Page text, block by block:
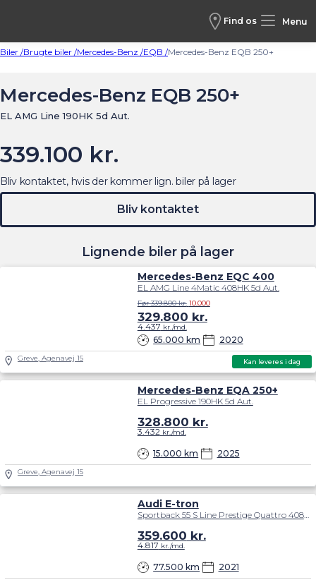
Find os Menu
Biler /Brugte biler /Mercedes-Benz /EQB /Mercedes-Benz EQB 250+
Mercedes-Benz EQB 250+
EL AMG Line 190HK 5d Aut.
339.100 kr.
Lignende biler på lager
Kan leveres i dag
Mercedes-Benz EQC 400
EL AMG Line 4Matic 408HK 5d Aut.
65.000 km 2020
Før 339.800 kr. 10.000
329.800 kr.
4.437 kr./md.
Greve, Agenavej 15
Mercedes-Benz EQA 250+
EL Progressive 190HK 5d Aut.
15.000 km 2025
328.800 kr.
3.432kr./md.
Greve, Agenavej 15
Audi E-tron
Sportback 55 S Line Prestige Quattro 408HK 5d Trinl. Gear
77.500 km 2021
359.600 kr.
4.817 kr./md.
Bliv kontaktet, hvis der kommer lign. biler på lager
Bliv kontaktet